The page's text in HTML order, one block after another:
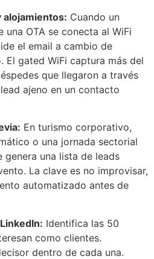
alojamientos: Cuando un
una OTA se conecta al WiFi
el email a cambio de
El gated WiFi captura más del
que llegaron a través
ajeno en un contacto
En turismo corporativo,
o una jornada sectorial
una lista de leads
La clave es no improvisar,
automatizado antes de
Identifica las 50
como clientes.
dentro de cada una.